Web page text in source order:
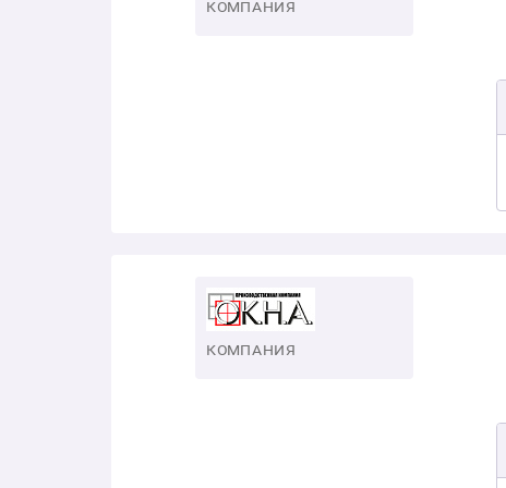
КОМПАНИЯ
КОМПАНИЯ